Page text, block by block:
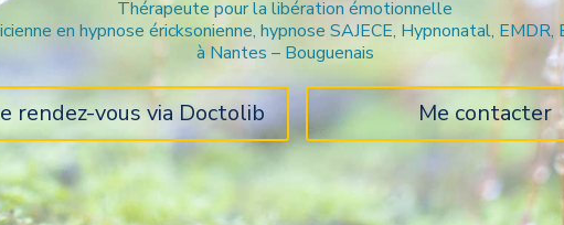
Thérapeute pour la libération émotionnelle
en hypnose éricksonienne, hypnose SAJECE, Hypnonatal,
à Nantes – Bouguenais
rendez-vous via Doctolib Me contacter